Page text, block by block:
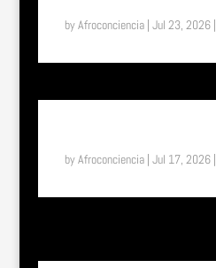
byAfroconciencia| Jul 23, 2026|
byAfroconciencia| Jul 17, 2026|